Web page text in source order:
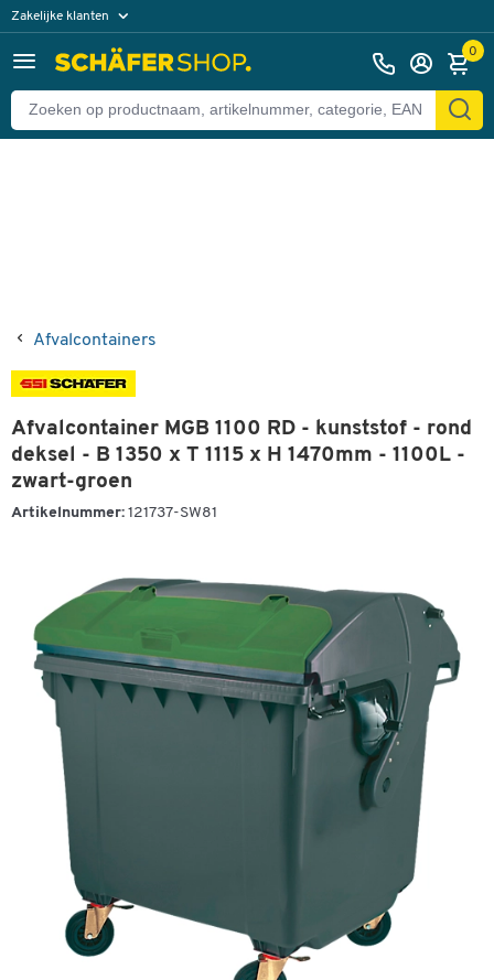
Zakelijke klanten
Particuliere klanten 0
Afvalcontainers
Afvalcontainer MGB 1100 RD - kunststof - rond
deksel - B 1350 x T 1115 x H 1470mm - 1100L -
zwart-groen
Artikelnummer: 121737-SW81
Terug